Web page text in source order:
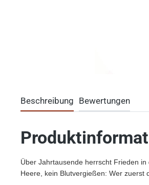
Beschreibung Bewertungen
Über Jahrtausende herrscht Frieden
Heere, kein Blutvergießen: Wer zuerst